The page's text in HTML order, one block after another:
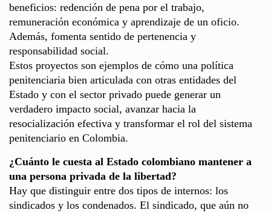
beneficios: redención de pena por el trabajo,
remuneración económica y aprendizaje de un oficio.
Además, fomenta sentido de pertenencia y
responsabilidad social.
Estos proyectos son ejemplos de cómo una política
penitenciaria bien articulada con otras entidades del
Estado y con el sector privado puede generar un
verdadero impacto social, avanzar hacia la
resocialización efectiva y transformar el rol del sistema
penitenciario en Colombia.
¿Cuánto le cuesta al Estado colombiano mantener a
una persona privada de la libertad?
Hay que distinguir entre dos tipos de internos: los
sindicados y los condenados. El sindicado, que aún no